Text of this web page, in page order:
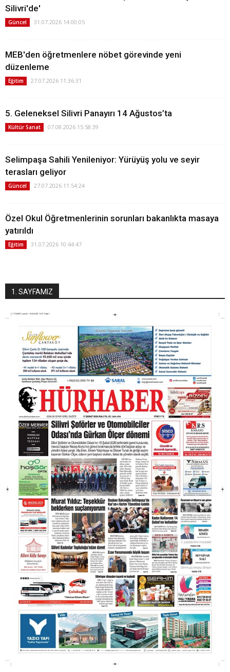
Silivri'de'
Güncel 31.07.2026 14:00:05
MEB'den öğretmenlere nöbet görevinde yeni
düzenleme
Eğitim 27.07.2026 11:36:31
5. Geleneksel Silivri Panayırı 14 Ağustos’ta
Kültür Sanat 07.08.2026 15:58:39
Selimpaşa Sahili Yenileniyor: Yürüyüş yolu ve seyir
terasları geliyor
Güncel 27.07.2026 11:54:24
Özel Okul Öğretmenlerinin sorunları bakanlıkta masaya
yatırıldı
Eğitim 31.07.2026 10:44:47
1. SAYFAMIZ